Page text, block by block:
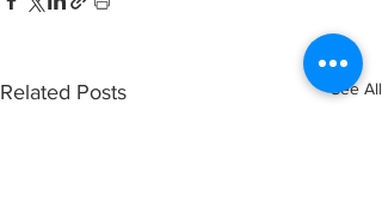
Related Posts See All